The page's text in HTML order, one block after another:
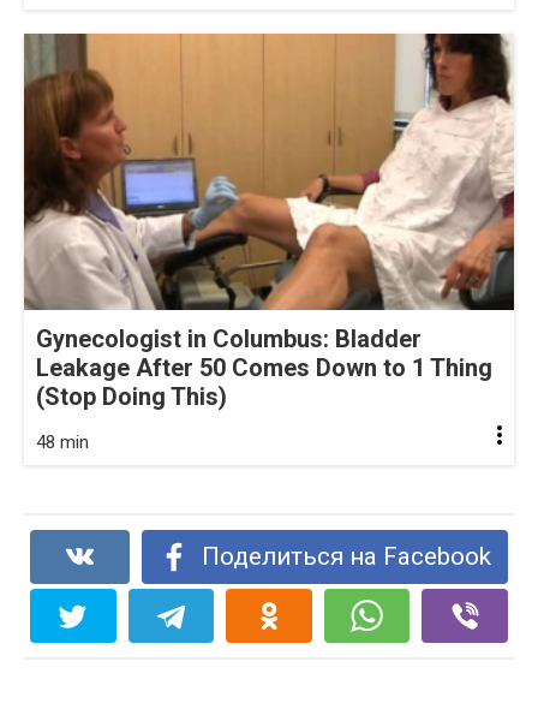
Gynecologist in Columbus: Bladder
Leakage After 50 Comes Down to 1 Thing
(Stop Doing This)
48 min
Поделиться на Facebook